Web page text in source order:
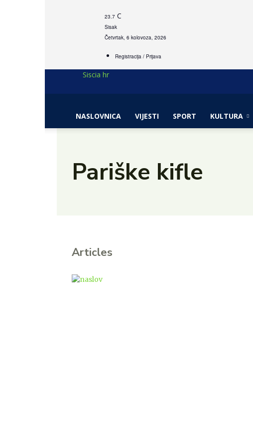
23.7 C
Sisak
Četvrtak, 6 kolovoza, 2026
Registracija / Prijava
Siscia hr
NASLOVNICA VIJESTI SPORT KULTURA
Pariške kifle
Articles